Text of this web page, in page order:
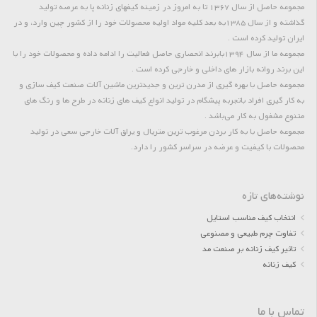
مجموعه حاصل از سال 1367 تا به امروز در زمینه کیفهای زنانه پا به عرصه تولید
گذاشته و از سال 1385به بعد کلیه مواد اولیه محصولات خود را از کشور چین وارد، و در
ایران تولید کرده است .
مجموعه ما از سال 1394بابرند انحصاری حاصل فعالیت را ادامه داده و محصولات خود را با
این برند روانه بازار های داخلی و خارجی کرده است .
مجموعه حاصل با بهره گیری از مدرن ترین و جدیدترین ماشین آلات صنعت کیف سازی و
به کار گیری افراد باتجربه پیشگام در تولید انواع کیف های زنانه در طرح ها و رنگ های
متنوع مشغول به کار می‌باشد .
مجموعه حاصل با به کار بردن مرغوب ترین متریال و یراق آلات خارجی سعی در تولید
محصولات با کیفیت و عرضه در سراسر کشور را دارد.
نوشته‌های تازه
انتخاب کیف مناسب استایل
تفاوت چرم طبیعی و مصنوعی
تاثیر کیف زنانه بر صنعت مد
کیف زنانه
تماس با ما